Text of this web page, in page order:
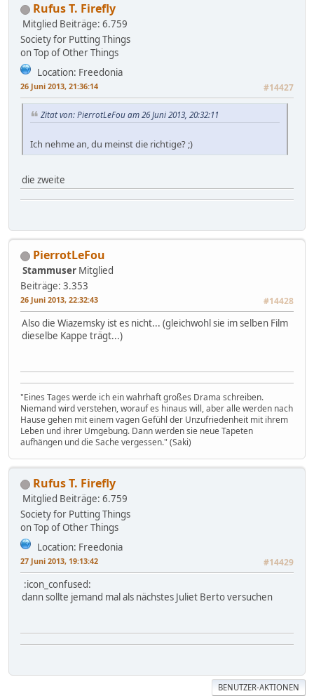
Rufus T. Firefly
Mitglied Beiträge: 6.759
Society for Putting Things
on Top of Other Things
Location: Freedonia
26 Juni 2013, 21:36:14 #14427
Zitat von: PierrotLeFou am 26 Juni 2013, 20:32:11
Ich nehme an, du meinst die richtige? ;)
die zweite
PierrotLeFou
Stammuser Mitglied
Beiträge: 3.353
26 Juni 2013, 22:32:43 #14428
Also die Wiazemsky ist es nicht... (gleichwohl sie im selben Film
dieselbe Kappe trägt...)
"Eines Tages werde ich ein wahrhaft großes Drama schreiben.
Niemand wird verstehen, worauf es hinaus will, aber alle werden nach
Hause gehen mit einem vagen Gefühl der Unzufriedenheit mit ihrem
Leben und ihrer Umgebung. Dann werden sie neue Tapeten
aufhängen und die Sache vergessen." (Saki)
Rufus T. Firefly
Mitglied Beiträge: 6.759
Society for Putting Things
on Top of Other Things
Location: Freedonia
27 Juni 2013, 19:13:42 #14429
:icon_confused:
dann sollte jemand mal als nächstes Juliet Berto versuchen
BENUTZER-AKTIONEN